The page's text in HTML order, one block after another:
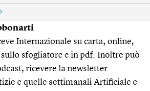
Internazionale su carta, online,
sfogliatore e in pdf. Inoltre può
ricevere la newsletter
e quelle settimanali Artificiale e